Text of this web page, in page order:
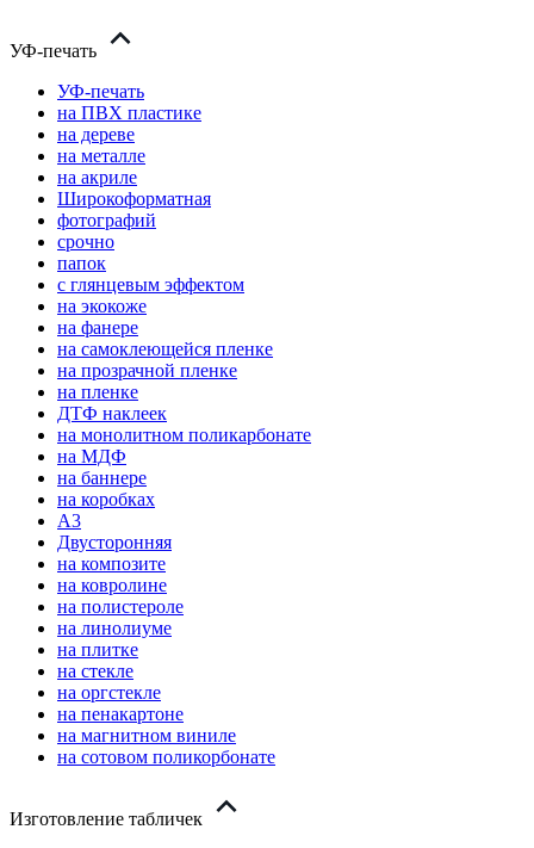
УФ-печать
УФ-печать
на ПВХ пластике
на дереве
на металле
на акриле
Широкоформатная
фотографий
срочно
папок
с глянцевым эффектом
на экокоже
на фанере
на самоклеющейся пленке
на прозрачной пленке
на пленке
ДТФ наклеек
на монолитном поликарбонате
на МДФ
на баннере
на коробках
А3
Двусторонняя
на композите
на ковролине
на полистероле
на линолиуме
на плитке
на стекле
на оргстекле
на пенакартоне
на магнитном виниле
на сотовом поликорбонате
Изготовление табличек